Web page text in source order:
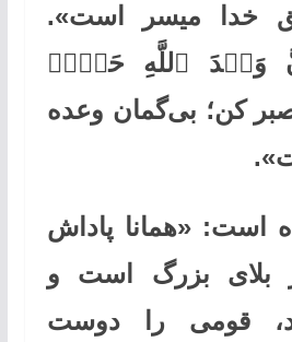
خدا میسر است».
وَعۡدَ ٱللَّهِ حَقّٞ﴾
60] «صبر کن؛ بی‌گمان وعده
است: «همانا پاداش
بلای بزرگ است و
قومی ‌را دوست